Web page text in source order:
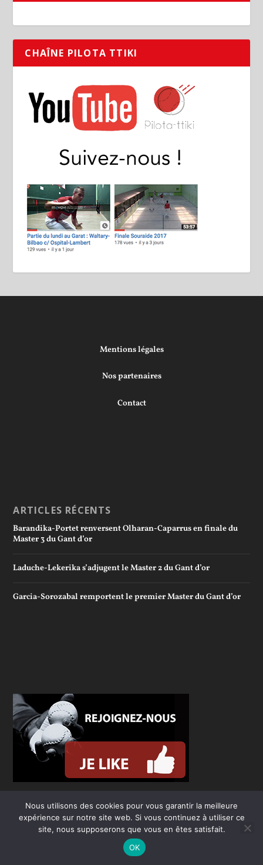
CHAÎNE PILOTA TTIKI
Mentions légales
Nos partenaires
Contact
ARTICLES RÉCENTS
Barandika-Portet renversent Olharan-Caparrus en finale du
Master 3 du Gant d’or
Laduche-Lekerika s’adjugent le Master 2 du Gant d’or
Garcia-Sorozabal remportent le premier Master du Gant d’or
Elegant Themes| Propulsé par
Nous utilisons des cookies pour vous garantir la meilleure
expérience sur notre site web. Si vous continuez à utiliser ce
site, nous supposerons que vous en êtes satisfait.
OK